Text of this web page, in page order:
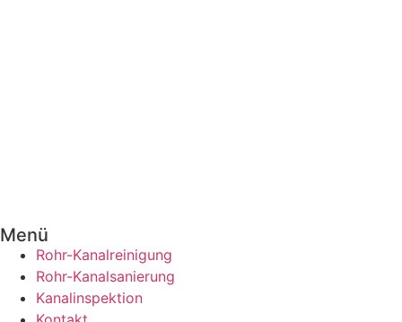
Menü
Rohr-Kanalreinigung
Rohr-Kanalsanierung
Kanalinspektion